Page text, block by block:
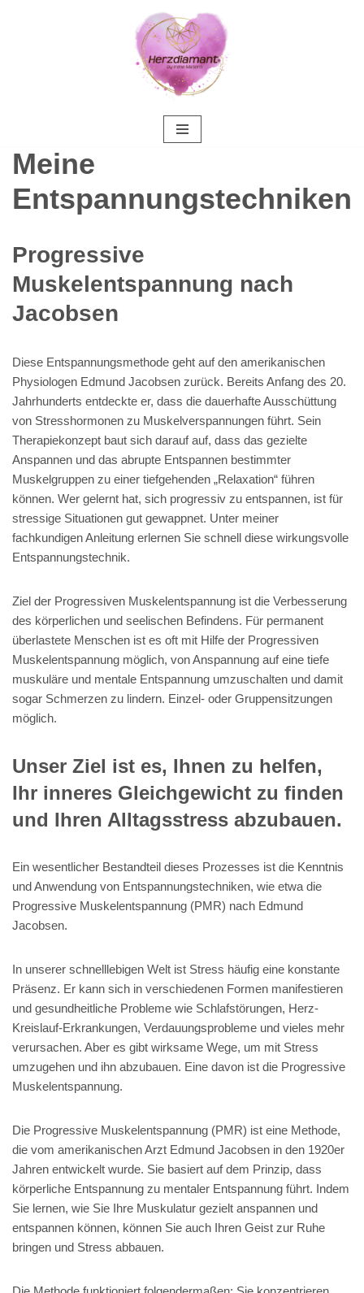
Meine
Entspannungstechniken
Progressive
Muskelentspannung nach
Jacobsen
Diese Entspannungsmethode geht auf den amerikanischen
Physiologen Edmund Jacobsen zurück. Bereits Anfang des 20.
Jahrhunderts entdeckte er, dass die dauerhafte Ausschüttung
von Stresshormonen zu Muskelverspannungen führt. Sein
Therapiekonzept baut sich darauf auf, dass das gezielte
Anspannen und das abrupte Entspannen bestimmter
Muskelgruppen zu einer tiefgehenden „Relaxation“ führen
können. Wer gelernt hat, sich progressiv zu entspannen, ist für
stressige Situationen gut gewappnet. Unter meiner
fachkundigen Anleitung erlernen Sie schnell diese wirkungsvolle
Entspannungstechnik.
Ziel der Progressiven Muskelentspannung ist die Verbesserung
des körperlichen und seelischen Befindens. Für permanent
überlastete Menschen ist es oft mit Hilfe der Progressiven
Muskelentspannung möglich, von Anspannung auf eine tiefe
muskuläre und mentale Entspannung umzuschalten und damit
sogar Schmerzen zu lindern. Einzel- oder Gruppensitzungen
möglich.
Unser Ziel ist es, Ihnen zu helfen,
Ihr inneres Gleichgewicht zu finden
und Ihren Alltagsstress abzubauen.
Ein wesentlicher Bestandteil dieses Prozesses ist die Kenntnis
und Anwendung von Entspannungstechniken, wie etwa die
Progressive Muskelentspannung (PMR) nach Edmund
Jacobsen.
In unserer schnelllebigen Welt ist Stress häufig eine konstante
Präsenz. Er kann sich in verschiedenen Formen manifestieren
und gesundheitliche Probleme wie Schlafstörungen, Herz-
Kreislauf-Erkrankungen, Verdauungsprobleme und vieles mehr
verursachen. Aber es gibt wirksame Wege, um mit Stress
umzugehen und ihn abzubauen. Eine davon ist die Progressive
Muskelentspannung.
Die Progressive Muskelentspannung (PMR) ist eine Methode,
die vom amerikanischen Arzt Edmund Jacobsen in den 1920er
Jahren entwickelt wurde. Sie basiert auf dem Prinzip, dass
körperliche Entspannung zu mentaler Entspannung führt. Indem
Sie lernen, wie Sie Ihre Muskulatur gezielt anspannen und
entspannen können, können Sie auch Ihren Geist zur Ruhe
bringen und Stress abbauen.